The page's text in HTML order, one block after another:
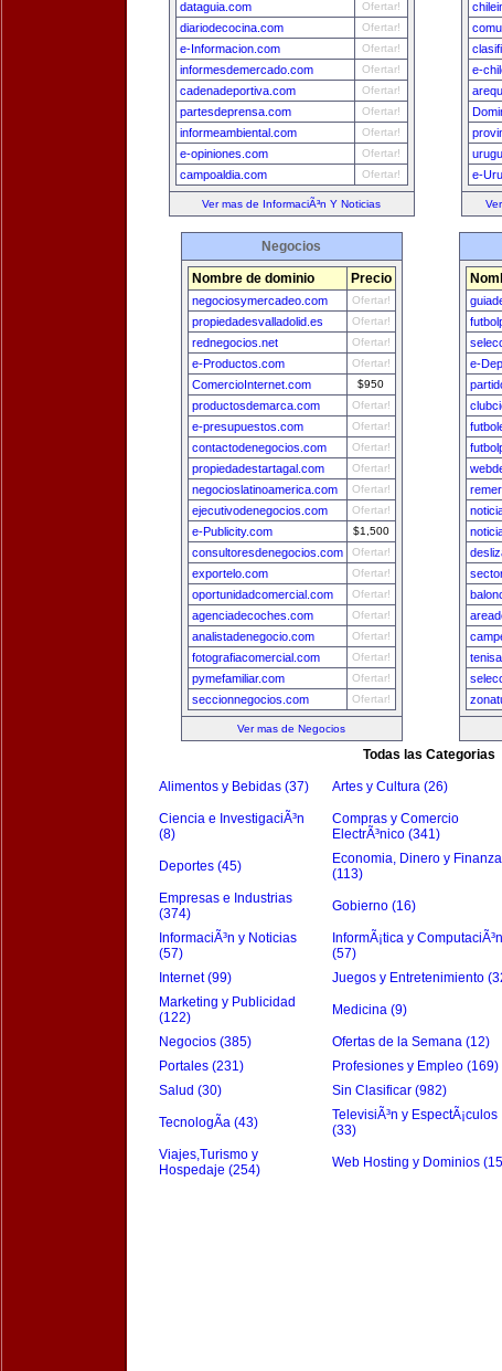
dataguia.com Ofertar!
diariodecocina.com Ofertar!
e-Informacion.com Ofertar!
informesdemercado.com Ofertar!
cadenadeportiva.com Ofertar!
partesdeprensa.com Ofertar!
informeambiental.com Ofertar!
e-opiniones.com Ofertar!
campoaldia.com Ofertar!
Ver mas de InformaciÃ³n Y Noticias
e-
e-
Negocios
Nombre de dominio Precio
negociosymercadeo.com Ofertar!
propiedadesvalladolid.es Ofertar!
rednegocios.net Ofertar!
e-Productos.com Ofertar!
ComercioInternet.com $950
productosdemarca.com Ofertar!
e-presupuestos.com Ofertar!
contactodenegocios.com Ofertar!
propiedadestartagal.com Ofertar!
negocioslatinoamerica.com Ofertar!
ejecutivodenegocios.com Ofertar!
e-Publicity.com $1,500
consultoresdenegocios.com Ofertar!
exportelo.com Ofertar!
oportunidadcomercial.com Ofertar!
agenciadecoches.com Ofertar!
analistadenegocio.com Ofertar!
fotografiacomercial.com Ofertar!
pymefamiliar.com Ofertar!
seccionnegocios.com Ofertar!
Ver mas de Negocios
e-
Todas las Categorias
Alimentos y Bebidas (37) Artes y Cultura (26)
Ciencia e InvestigaciÃ³n
(8)
Compras y Comercio
ElectrÃ³nico (341)
Deportes (45)
Economia, Dinero y
(113)
Empresas e Industrias
(374)
Gobierno (16)
InformaciÃ³n y Noticias
(57)
InformÃ¡tica y ComputaciÃ³n
(57)
Internet (99)
Juegos y Entretenimiento
Marketing y Publicidad
(122)
Medicina (9)
Negocios (385) Ofertas de la Semana (12)
Portales (231)
Profesiones y Empleo (169)
Salud (30)
Sin Clasificar (982)
TecnologÃ­a (43)
TelevisiÃ³n y EspectÃ¡culos
(33)
Viajes,Turismo y
Hospedaje (254)
Web Hosting y Dominios